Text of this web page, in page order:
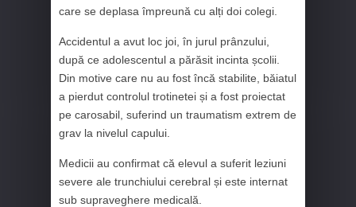
care se deplasa împreună cu alți doi colegi.
Accidentul a avut loc joi, în jurul prânzului,
după ce adolescentul a părăsit incinta școlii.
Din motive care nu au fost încă stabilite, băiatul
a pierdut controlul trotinetei și a fost proiectat
pe carosabil, suferind un traumatism extrem de
grav la nivelul capului.
Medicii au confirmat că elevul a suferit leziuni
severe ale trunchiului cerebral și este internat
sub supraveghere medicală.